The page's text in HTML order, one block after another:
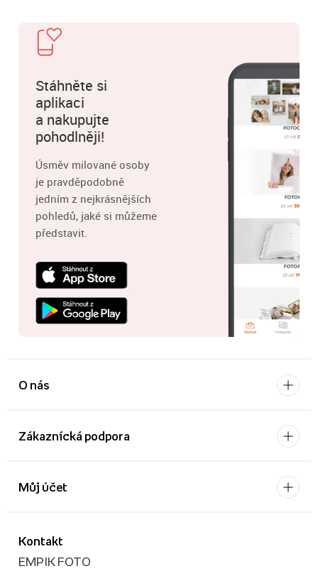
Stáhněte si
aplikaci
a nakupujte
pohodlněji!
Úsměv milované osoby
je pravděpodobně
jedním z nejkrásnějších
pohledů, jaké si můžeme
představit.
O nás
Zákaznícká podpora
Kontakt
EMPIK FOTO
Můj účet